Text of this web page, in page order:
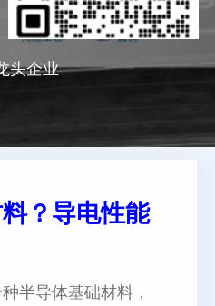
头企业
？导电性能
半导体基础材料，